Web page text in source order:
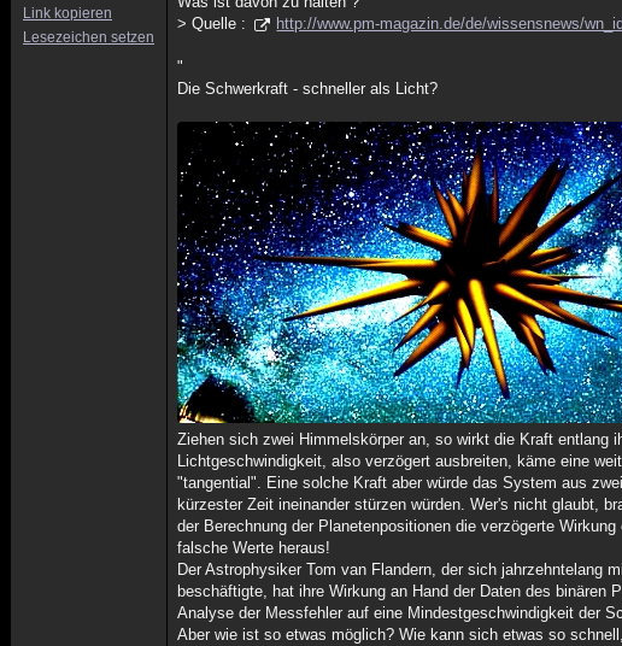
Link kopieren
Lesezeichen setzen
> Quelle :
http://www.pm-magazin.de/de/wissensnews/
"
Die Schwerkraft - schneller als Licht?
Ziehen sich zwei Himmelskörper an, so wirkt die Kraft entlang
Lichtgeschwindigkeit, also verzögert ausbreiten, käme eine
"tangential". Eine solche Kraft aber würde das System aus
kürzester Zeit ineinander stürzen würden. Wer's nicht glaubt,
der Berechnung der Planetenpositionen die verzögerte
falsche Werte heraus!
Der Astrophysiker Tom van Flandern, der sich jahrzehntelang
beschäftigte, hat ihre Wirkung an Hand der Daten des
Analyse der Messfehler auf eine Mindestgeschwindigkeit der
Aber wie ist so etwas möglich? Wie kann sich etwas so